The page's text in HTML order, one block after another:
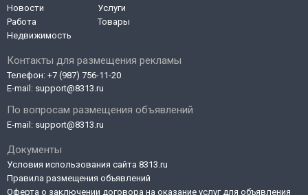
Контакты для размещения рекламы
Телефон: +7 (987) 756-11-20
E-mail: support@8313.ru
По вопросам размещения объявлений
E-mail: support@8313.ru
Документы
Условия использования сайта 8313.ru
Правила размещения объявлений
Оферта о заключении договора на оказание услуг для объявления
Новости
Работа
Недвижимость
Услуги
Товары